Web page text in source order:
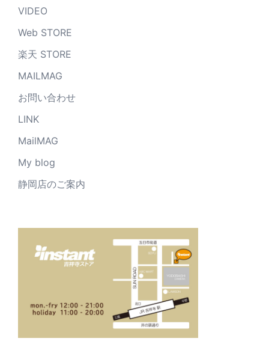
VIDEO
Web STORE
楽天 STORE
MAILMAG
お問い合わせ
LINK
MailMAG
My blog
静岡店のご案内